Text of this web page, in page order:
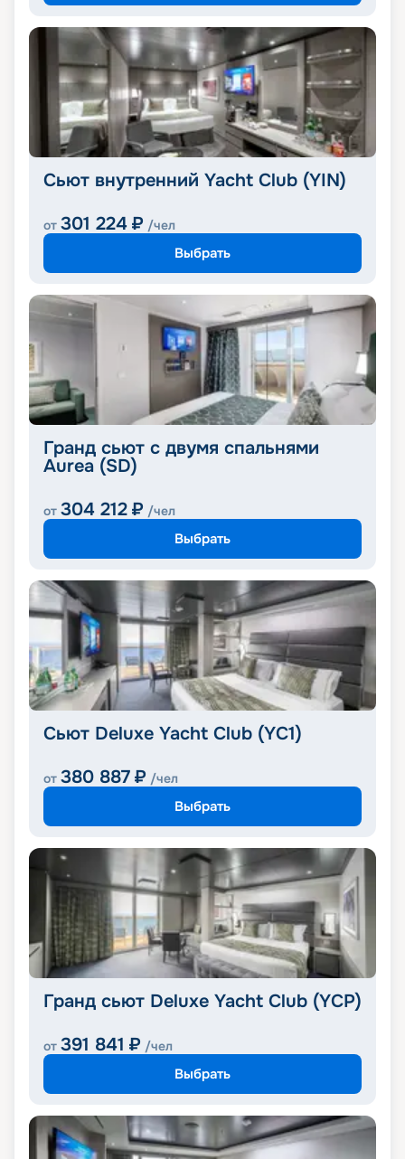
Сьют внутренний Yacht Club (YIN)
от 301 224 ₽ /чел
Выбрать
Гранд сьют с двумя спальнями
Aurea (SD)
от 304 212 ₽ /чел
Выбрать
Сьют Deluxe Yacht Club (YC1)
от 380 887 ₽ /чел
Выбрать
Гранд сьют Deluxe Yacht Club (YCP)
от 391 841 ₽ /чел
Выбрать